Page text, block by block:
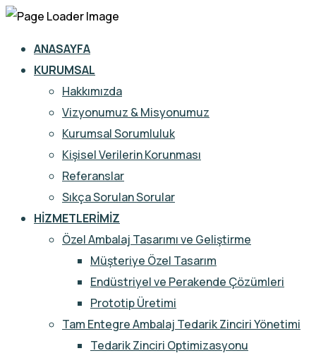
ANASAYFA
KURUMSAL
Hakkımızda
Vizyonumuz & Misyonumuz
Kurumsal Sorumluluk
Kişisel Verilerin Korunması
Referanslar
Sıkça Sorulan Sorular
HIZMETLERIMIZ
Özel Ambalaj Tasarımı ve Geliştirme
Müşteriye Özel Tasarım
Endüstriyel ve Perakende Çözümleri
Prototip Üretimi
Tam Entegre Ambalaj Tedarik Zinciri Yönetimi
Tedarik Zinciri Optimizasyonu